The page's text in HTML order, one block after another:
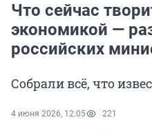
Что сейчас
экономикой —
российских
Собрали всё, что
4 июня 2026, 12:05 221